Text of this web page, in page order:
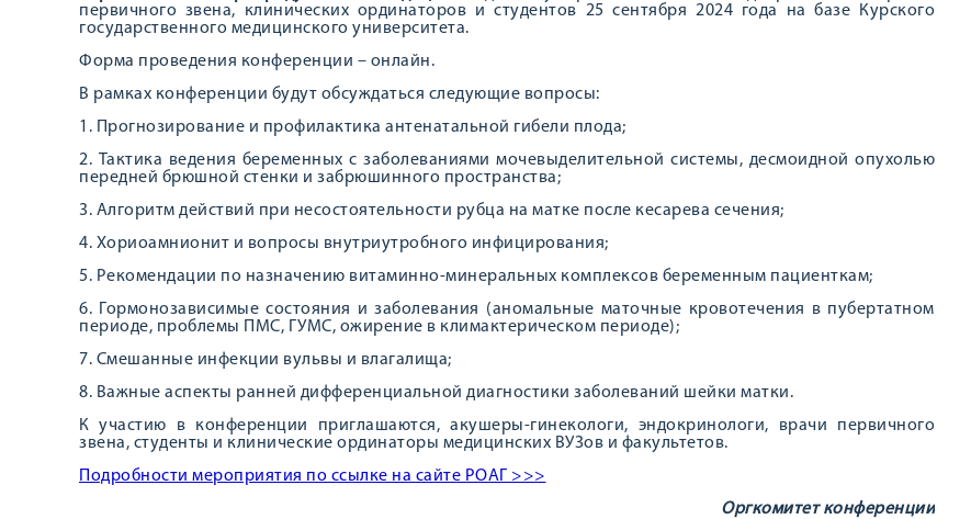
первичного звена, клинических ординаторов и студентов 25 сентября 2024 года на базе Курского
государственного медицинского университета.
Форма проведения конференции – онлайн.
В рамках конференции будут обсуждаться следующие вопросы:
1. Прогнозирование и профилактика антенатальной гибели плода;
2. Тактика ведения беременных с заболеваниями мочевыделительной системы, десмоидной опухолью
передней брюшной стенки и забрюшинного пространства;
3. Алгоритм действий при несостоятельности рубца на матке после кесарева сечения;
4. Хориоамнионит и вопросы внутриутробного инфицирования;
5. Рекомендации по назначению витаминно-минеральных комплексов беременным пациенткам;
6. Гормонозависимые состояния и заболевания (аномальные маточные кровотечения в пубертатном
периоде, проблемы ПМС, ГУМС, ожирение в климактерическом периоде);
7. Смешанные инфекции вульвы и влагалища;
8. Важные аспекты ранней дифференциальной диагностики заболеваний шейки матки.
К участию в конференции приглашаются, акушеры-гинекологи, эндокринологи, врачи первичного
звена, студенты и клинические ординаторы медицинских ВУЗов и факультетов.
Подробности мероприятия по ссылке на сайте РОАГ >>>
Оргкомитет конференции